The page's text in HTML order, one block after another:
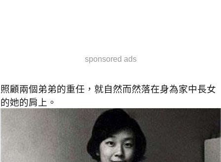
sponsored ads
照顧兩個弟弟的重任，就自然而然落在身為家中長女
的她的肩上。